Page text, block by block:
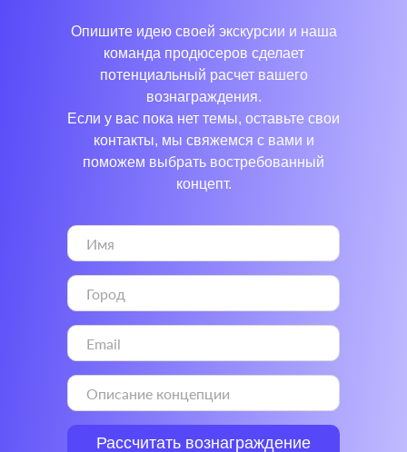
Рассчитать вознаграждение
Опишите идею своей экскурсии и наша
команда продюсеров сделает
потенциальный расчет вашего
вознаграждения.
Если у вас пока нет темы, оставьте свои
контакты, мы свяжемся с вами и
поможем выбрать востребованный
концепт.